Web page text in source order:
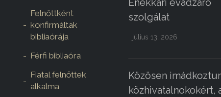
Felnőttként
konfirmáltak
bibliaórája
Férfi bibliaóra
Fiatal felnőttek
alkalma
Énekkari évadzáró
szolgálat
július 13, 2026
Közösen
közhivatalnokokért,